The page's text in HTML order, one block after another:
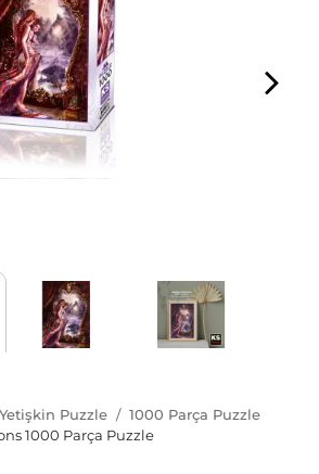
Yetişkin Puzzle
1000 Parça Puzzle
1000 Parça Puzzle